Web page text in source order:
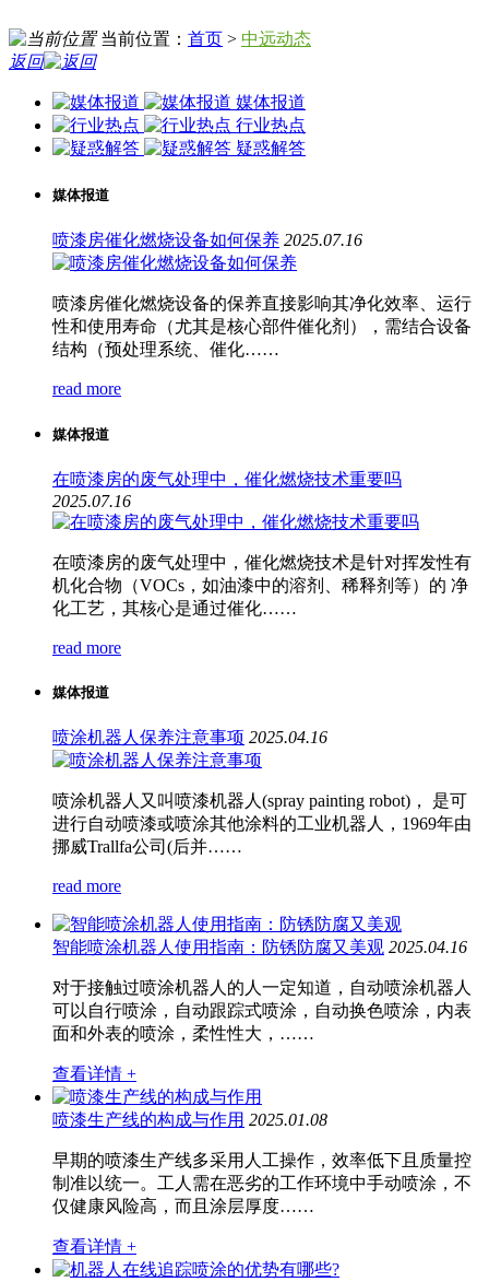
当前位置： 首页 > 中远动态
返回
媒体报道
行业热点
疑惑解答
媒体报道
喷漆房催化燃烧设备如何保养 2025.07.16
喷漆房催化燃烧设备的保养直接影响其净化效率、运行
性和使用寿命（尤其是核心部件催化剂），需结合设备
结构（预处理系统、催化……
read more
媒体报道
在喷漆房的废气处理中，催化燃烧技术重要吗
2025.07.16
在喷漆房的废气处理中，催化燃烧技术是针对挥发性有
机化合物（VOCs，如油漆中的溶剂、稀释剂等）的 净
化工艺，其核心是通过催化……
read more
媒体报道
喷涂机器人保养注意事项 2025.04.16
喷涂机器人又叫喷漆机器人(spray painting robot)， 是可
进行自动喷漆或喷涂其他涂料的工业机器人，1969年由
挪威Trallfa公司(后并……
read more
智能喷涂机器人使用指南：防锈防腐又美观 2025.04.16
对于接触过喷涂机器人的人一定知道，自动喷涂机器人
可以自行喷涂，自动跟踪式喷涂，自动换色喷涂，内表
面和外表的喷涂，柔性性大，……
查看详情 +
喷漆生产线的构成与作用 2025.01.08
早期的喷漆生产线多采用人工操作，效率低下且质量控
制准以统一。工人需在恶劣的工作环境中手动喷涂，不
仅健康风险高，而且涂层厚度……
查看详情 +